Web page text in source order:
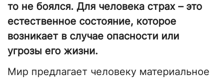
то не боялся. Для человека страх – это
естественное состояние, которое
возникает в случае опасности или
угрозы его жизни.
Мир предлагает человеку материальное